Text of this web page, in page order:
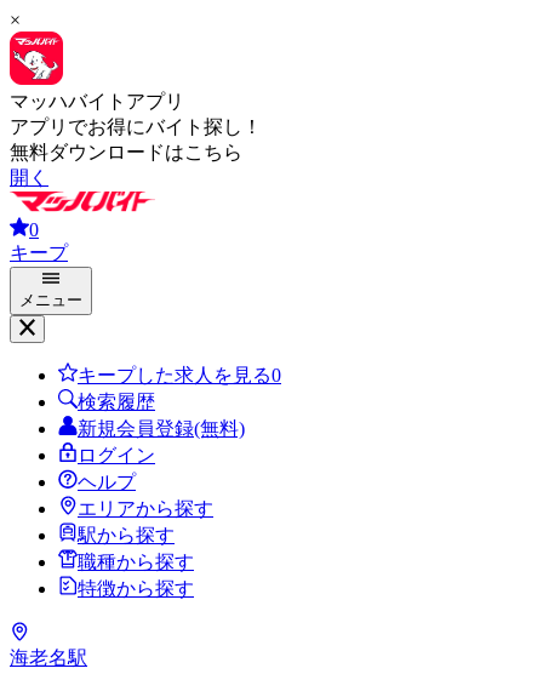
×
マッハバイトアプリ
アプリでお得にバイト探し！
無料ダウンロードはこちら
開く
0
キープ
メニュー
キープした求人を見る0
検索履歴
新規会員登録(無料)
ログイン
ヘルプ
エリアから探す
駅から探す
職種から探す
特徴から探す
海老名駅